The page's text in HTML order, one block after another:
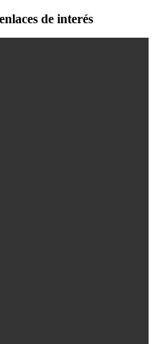
de interés